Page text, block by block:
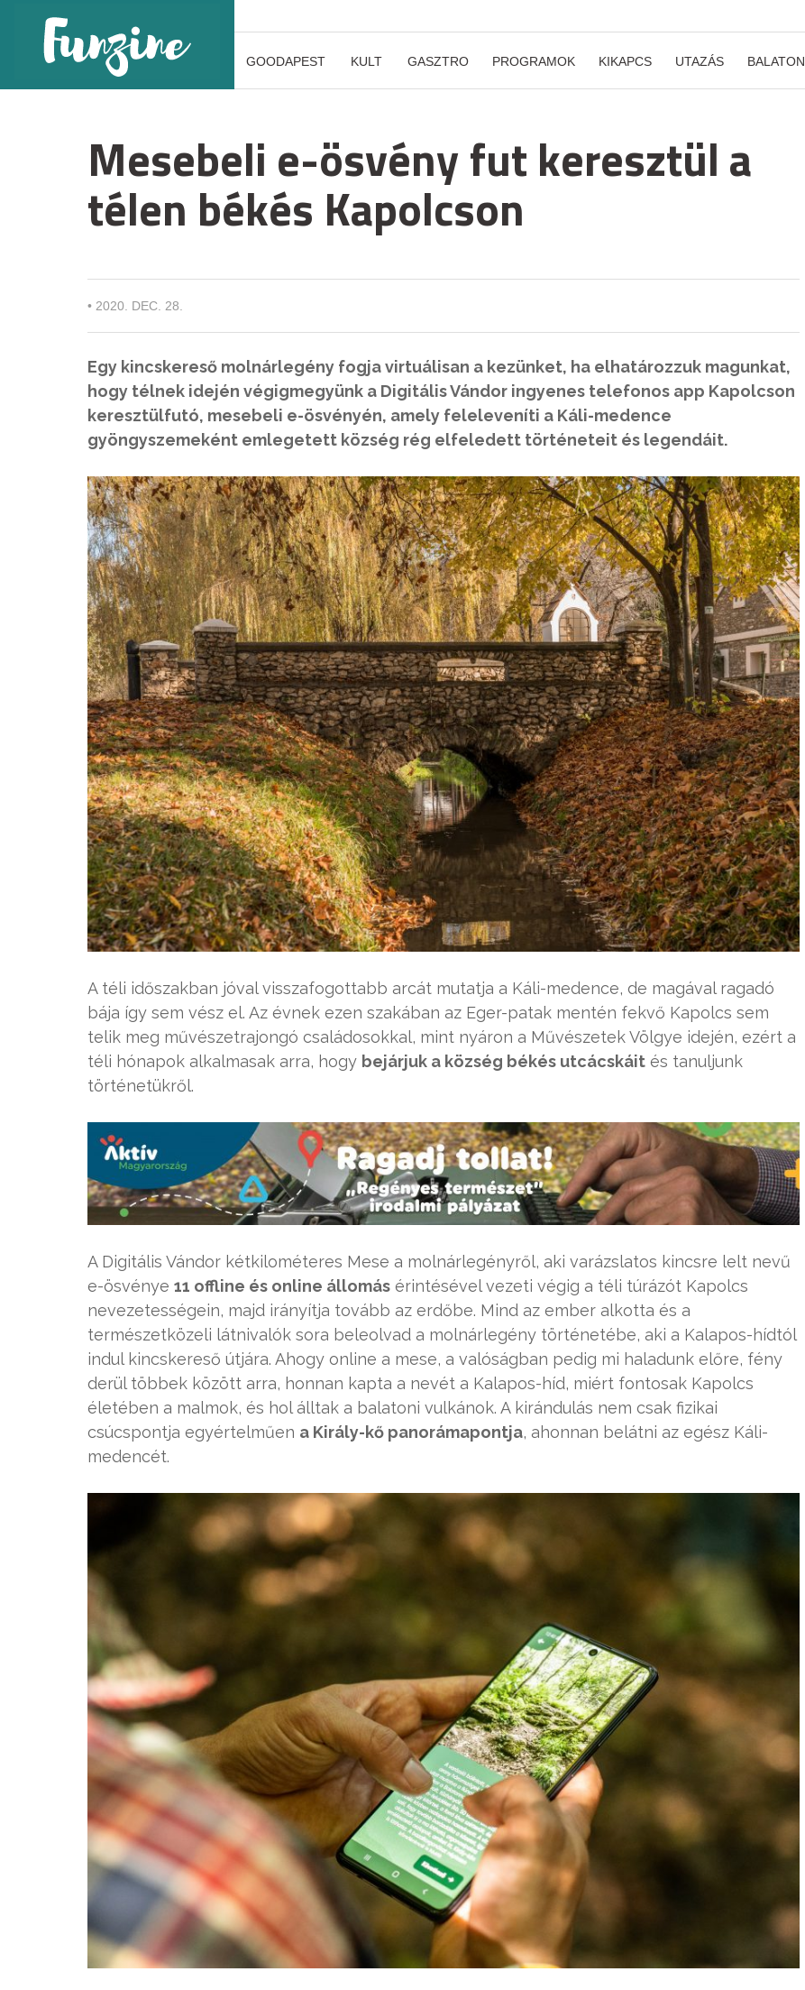
GOODAPEST KULT GASZTRO PROGRAMOK KIKAPCS UTAZÁS BALATON
Mesebeli e-ösvény fut keresztül a
télen békés Kapolcson
• 2020. DEC. 28.
Egy kincskereső molnárlegény fogja virtuálisan a kezünket, ha elhatározzuk magunkat,
hogy télnek idején végigmegyünk a Digitális Vándor ingyenes telefonos app Kapolcson
keresztülfutó, mesebeli e-ösvényén, amely feleleveníti a Káli-medence
gyöngyszemeként emlegetett község rég elfeledett történeteit és legendáit.
A téli időszakban jóval visszafogottabb arcát mutatja a Káli-medence, de magával ragadó
bája így sem vész el. Az évnek ezen szakában az Eger-patak mentén fekvő Kapolcs sem
telik meg művészetrajongó családosokkal, mint nyáron a Művészetek Völgye idején, ezért a
téli hónapok alkalmasak arra, hogy bejárjuk a község békés utcácskáit és tanuljunk
történetükről.
A Digitális Vándor kétkilométeres Mese a molnárlegényről, aki varázslatos kincsre lelt nevű
e-ösvénye 11 offline és online állomás érintésével vezeti végig a téli túrázót Kapolcs
nevezetességein, majd irányítja tovább az erdőbe. Mind az ember alkotta és a
természetközeli látnivalók sora beleolvad a molnárlegény történetébe, aki a Kalapos-hídtól
indul kincskereső útjára. Ahogy online a mese, a valóságban pedig mi haladunk előre, fény
derül többek között arra, honnan kapta a nevét a Kalapos-híd, miért fontosak Kapolcs
életében a malmok, és hol álltak a balatoni vulkánok. A kirándulás nem csak fizikai
csúcspontja egyértelműen a Király-kő panorámapontja, ahonnan belátni az egész Káli-
medencét.